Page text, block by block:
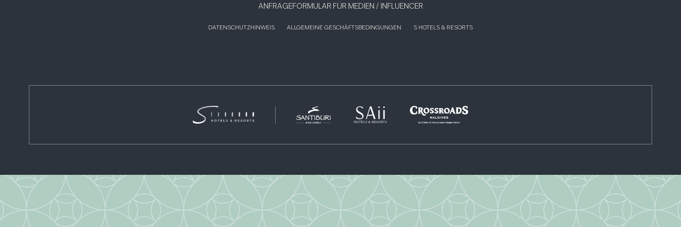
ANFRAGEFORMULAR FÜR MEDIEN / INFLUENCER
DATENSCHUTZHINWEIS ALLGEMEINE GESCHÄFTSBEDINGUNGEN S HOTELS & RESORTS